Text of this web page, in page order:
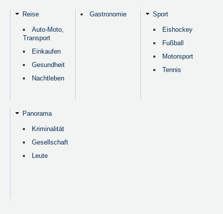
Reise
Auto-Moto,
Transport
Einkaufen
Gesundheit
Nachtleben
Gastronomie Sport
Eishockey
Fußball
Motorsport
Tennis
Panorama
Kriminalität
Gesellschaft
Leute